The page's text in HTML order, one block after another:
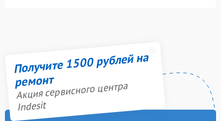
Получите 1500 рублей на
ремонт
Акция сервисного центра
Indesit